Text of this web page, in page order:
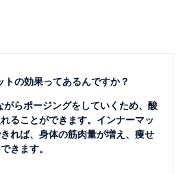
の効果ってあるんですか？
らポージングをしていくため、酸
ることができます。インナーマッ
れば、身体の筋肉量が増え、痩せ
きます。